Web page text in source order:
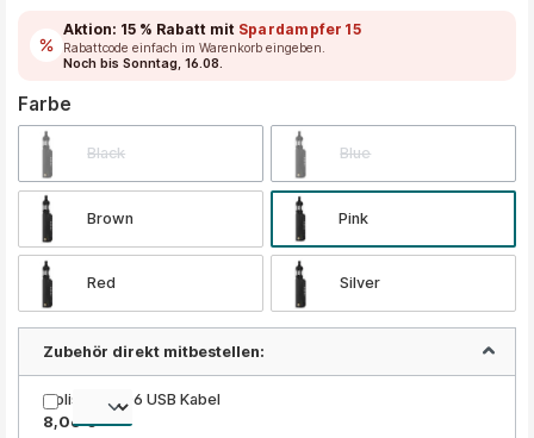
Aktion: 15 % Rabatt mit Spardampfer15
Rabattcode einfach im Warenkorb eingeben.
Noch bis Sonntag, 16.08.
Farbe
Black Blue
Brown Pink
Red Silver
Zubehör direkt mitbestellen:
Golisi GL-A06 USB Kabel
8,06 €